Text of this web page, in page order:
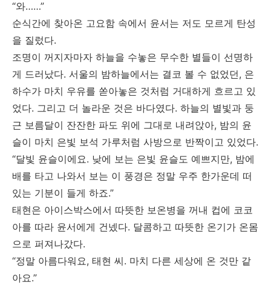
“와……”
순식간에 찾아온 고요함 속에서 윤서는 저도 모르게 탄성
을 질렀다.
조명이 꺼지자마자 하늘을 수놓은 무수한 별들이 선명하
게 드러났다. 서울의 밤하늘에서는 결코 볼 수 없었던, 은
하수가 마치 우유를 쏟아놓은 것처럼 거대하게 흐르고 있
었다. 그리고 더 놀라운 것은 바다였다. 하늘의 별빛과 둥
근 보름달이 잔잔한 파도 위에 그대로 내려앉아, 밤의 윤
슬이 마치 은빛 보석 가루처럼 사방으로 반짝이고 있었다.
“달빛 윤슬이에요. 낮에 보는 은빛 윤슬도 예쁘지만, 밤에
배를 타고 나와서 보는 이 풍경은 정말 우주 한가운데 떠
있는 기분이 들게 하죠.”
태현은 아이스박스에서 따뜻한 보온병을 꺼내 컵에 코코
아를 따라 윤서에게 건넸다. 달콤하고 따뜻한 온기가 온몸
으로 퍼져나갔다.
“정말 아름다워요, 태현 씨. 마치 다른 세상에 온 것만 같
아요.”